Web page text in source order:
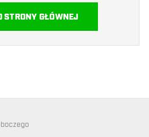
STRONY GŁÓWNEJ